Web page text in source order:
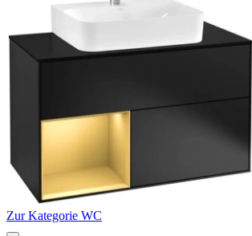
Zur Kategorie WC